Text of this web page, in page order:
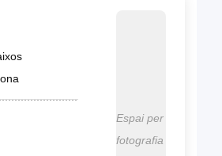
Espai per
fotografia